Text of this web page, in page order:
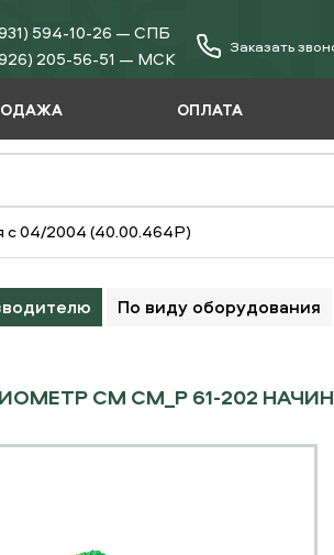
594-10-26 — СПБ
205-56-51 — МСК
Заказать
ОПЛАТА
с 04/2004 (40.00.464P)
По виду оборудования
СМ CM_P 61-202